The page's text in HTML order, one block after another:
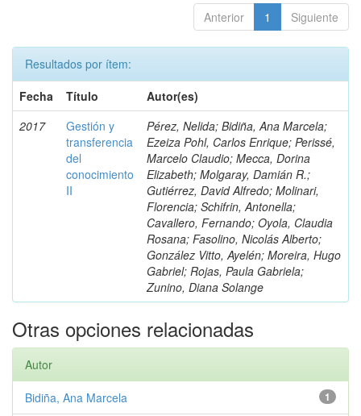
Anterior 1 Siguiente
Resultados por ítem:
Fecha
Título
Autor(es)
2017
Gestión y
transferencia
del
conocimiento
II
Pérez, Nelida; Bidiña, Ana Marcela;
Ezeiza Pohl, Carlos Enrique; Perissé,
Marcelo Claudio; Mecca, Dorina
Elizabeth; Molgaray, Damián R.;
Gutiérrez, David Alfredo; Molinari,
Florencia; Schifrin, Antonella;
Cavallero, Fernando; Oyola, Claudia
Rosana; Fasolino, Nicolás Alberto;
González Vitto, Ayelén; Moreira, Hugo
Gabriel; Rojas, Paula Gabriela;
Zunino, Diana Solange
Otras opciones relacionadas
Autor
1
Bidiña, Ana Marcela